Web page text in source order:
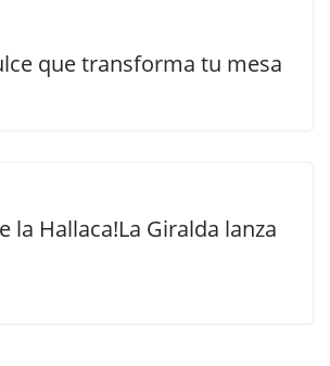
que transforma tu mesa
la Hallaca!La Giralda lanza